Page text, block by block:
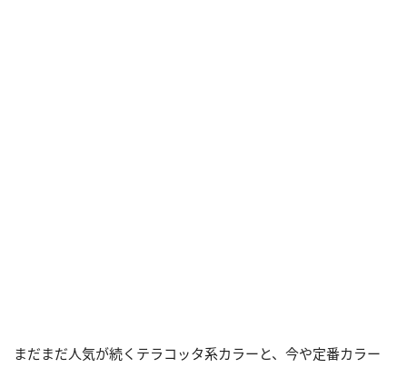
まだまだ人気が続くテラコッタ系カラーと、今や定番カラー